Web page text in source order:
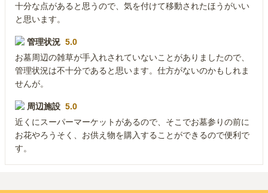
十分な点があると思うので、気を付けて移動されたほうがいい
と思います。
管理状況 5.0
お墓周辺の雑草が手入れされていないことがありましたので、
管理状況は不十分であると思います。仕方がないのかもしれま
せんが。
周辺施設 5.0
近くにスーパーマーケットがあるので、そこでお墓参りの前に
お花やろうそく、お供え物を購入することができるので便利で
す。